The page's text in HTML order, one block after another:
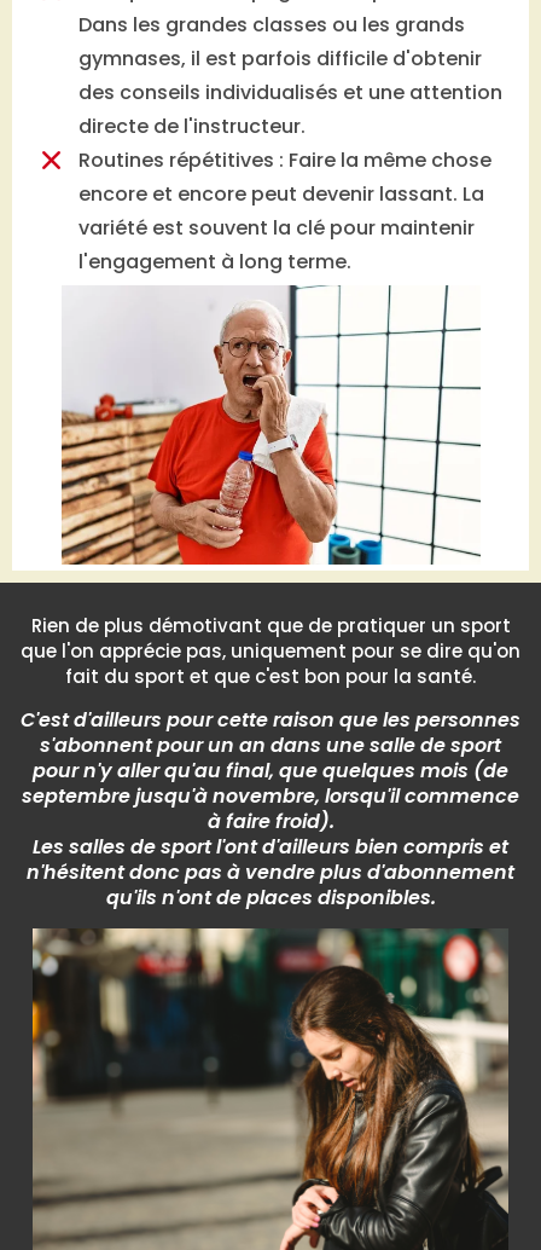
Dans les grandes classes ou les grands
gymnases, il est parfois difficile d'obtenir
des conseils individualisés et une attention
directe de l'instructeur.
Routines répétitives : Faire la même chose
encore et encore peut devenir lassant. La
variété est souvent la clé pour maintenir
l'engagement à long terme.
Rien de plus démotivant que de pratiquer un sport
que l'on apprécie pas, uniquement pour se dire qu'on
fait du sport et que c'est bon pour la santé.
C'est d'ailleurs pour cette raison que les personnes
s'abonnent pour un an dans une salle de sport
pour n'y aller qu'au final, que quelques mois (de
septembre jusqu'à novembre, lorsqu'il commence
à faire froid).
Les salles de sport l'ont d'ailleurs bien compris et
n'hésitent donc pas à vendre plus d'abonnement
qu'ils n'ont de places disponibles.